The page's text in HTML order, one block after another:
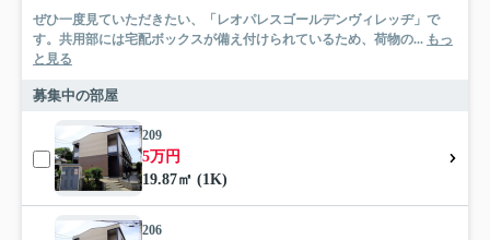
ぜひ一度見ていただきたい、「レオパレスゴールデンヴィレッヂ」で
す。共用部には宅配ボックスが備え付けられているため、荷物の... もっ
と見る
募集中の部屋
209
5万円
19.87㎡ (1K)
206